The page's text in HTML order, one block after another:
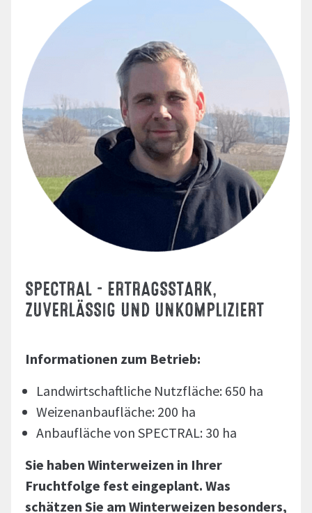
SPECTRAL - ERTRAGSSTARK,
ZUVERLÄSSIG UND UNKOMPLIZIERT
Informationen zum Betrieb:
Landwirtschaftliche Nutzfläche: 650 ha
Weizenanbaufläche: 200 ha
Anbaufläche von SPECTRAL: 30 ha
Sie haben Winterweizen in Ihrer
Fruchtfolge fest eingeplant. Was
schätzen Sie am Winterweizen besonders,